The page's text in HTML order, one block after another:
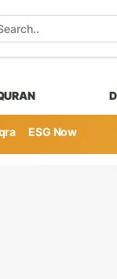
ESG Now